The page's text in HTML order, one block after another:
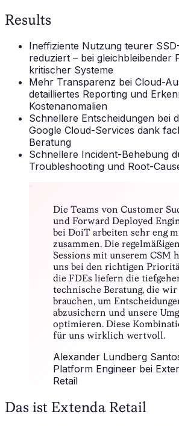
Results
Ineffiziente Nutzung teurer
reduziert – bei gleichbleibender
kritischer Systeme
Mehr Transparenz bei Cloud-
detailliertes Reporting und
Kostenanomalien
Schnellere Entscheidungen bei
Google Cloud-Services dank
Beratung
Schnellere Incident-Behebung
Troubleshooting und Root-
“
Die Teams von Customer
und Forward Deployed
bei DoiT arbeiten sehr eng
zusammen. Die regelmäßigen
Sessions mit unserem CSM
uns bei den richtigen
die FDEs liefern die
technische Beratung, die wir
brauchen, um
abzusichern und unsere
optimieren. Diese
für uns wirklich wertvoll.
Alexander Lundberg
Platform Engineer bei
Retail
Das ist Extenda Retail